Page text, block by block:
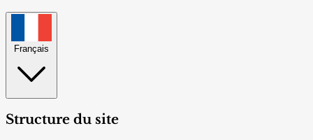
Français
Structure du site